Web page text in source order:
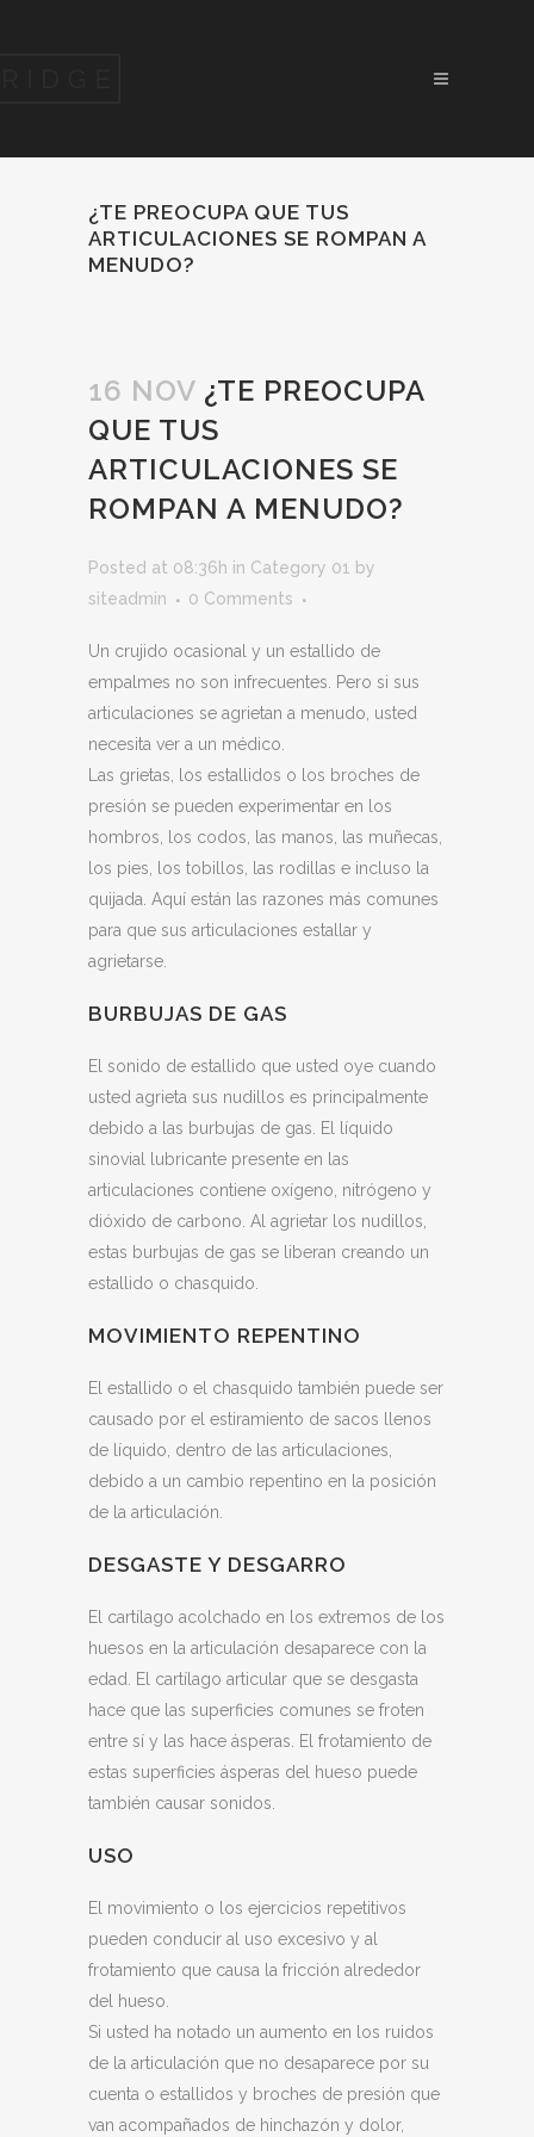
¿TE PREOCUPA QUE TUS
ARTICULACIONES SE ROMPAN A
MENUDO?
16 NOV ¿TE PREOCUPA
QUE TUS
ARTICULACIONES SE
ROMPAN A MENUDO?
Posted at 08:36h in Category 01 by
siteadmin
0 Comments
Un crujido ocasional y un estallido de
empalmes no son infrecuentes. Pero si sus
articulaciones se agrietan a menudo, usted
necesita ver a un médico.
Las grietas, los estallidos o los broches de
presión se pueden experimentar en los
hombros, los codos, las manos, las muñecas,
los pies, los tobillos, las rodillas e incluso la
quijada. Aquí están las razones más comunes
para que sus articulaciones estallar y
agrietarse.
BURBUJAS DE GAS
El sonido de estallido que usted oye cuando
usted agrieta sus nudillos es principalmente
debido a las burbujas de gas. El líquido
sinovial lubricante presente en las
articulaciones contiene oxígeno, nitrógeno y
dióxido de carbono. Al agrietar los nudillos,
estas burbujas de gas se liberan creando un
estallido o chasquido.
MOVIMIENTO REPENTINO
El estallido o el chasquido también puede ser
causado por el estiramiento de sacos llenos
de líquido, dentro de las articulaciones,
debido a un cambio repentino en la posición
de la articulación.
DESGASTE Y DESGARRO
El cartílago acolchado en los extremos de los
huesos en la articulación desaparece con la
edad. El cartílago articular que se desgasta
hace que las superficies comunes se froten
entre sí y las hace ásperas. El frotamiento de
estas superficies ásperas del hueso puede
también causar sonidos.
USO
El movimiento o los ejercicios repetitivos
pueden conducir al uso excesivo y al
frotamiento que causa la fricción alrededor
del hueso.
Si usted ha notado un aumento en los ruidos
de la articulación que no desaparece por su
cuenta o estallidos y broches de presión que
van acompañados de hinchazón y dolor,